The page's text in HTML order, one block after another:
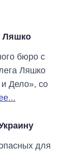
Ляшко
бюро с
Ляшко
Дело», со
для